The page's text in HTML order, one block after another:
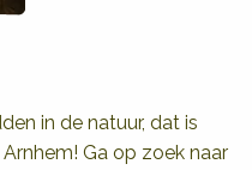
in de natuur, dat is
Arnhem! Ga op zoek naar